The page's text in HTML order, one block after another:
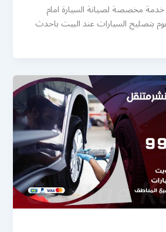
خدمة مخصصة لصيانة السيارة امام
بتصليح السيارات عند البيت باحدث